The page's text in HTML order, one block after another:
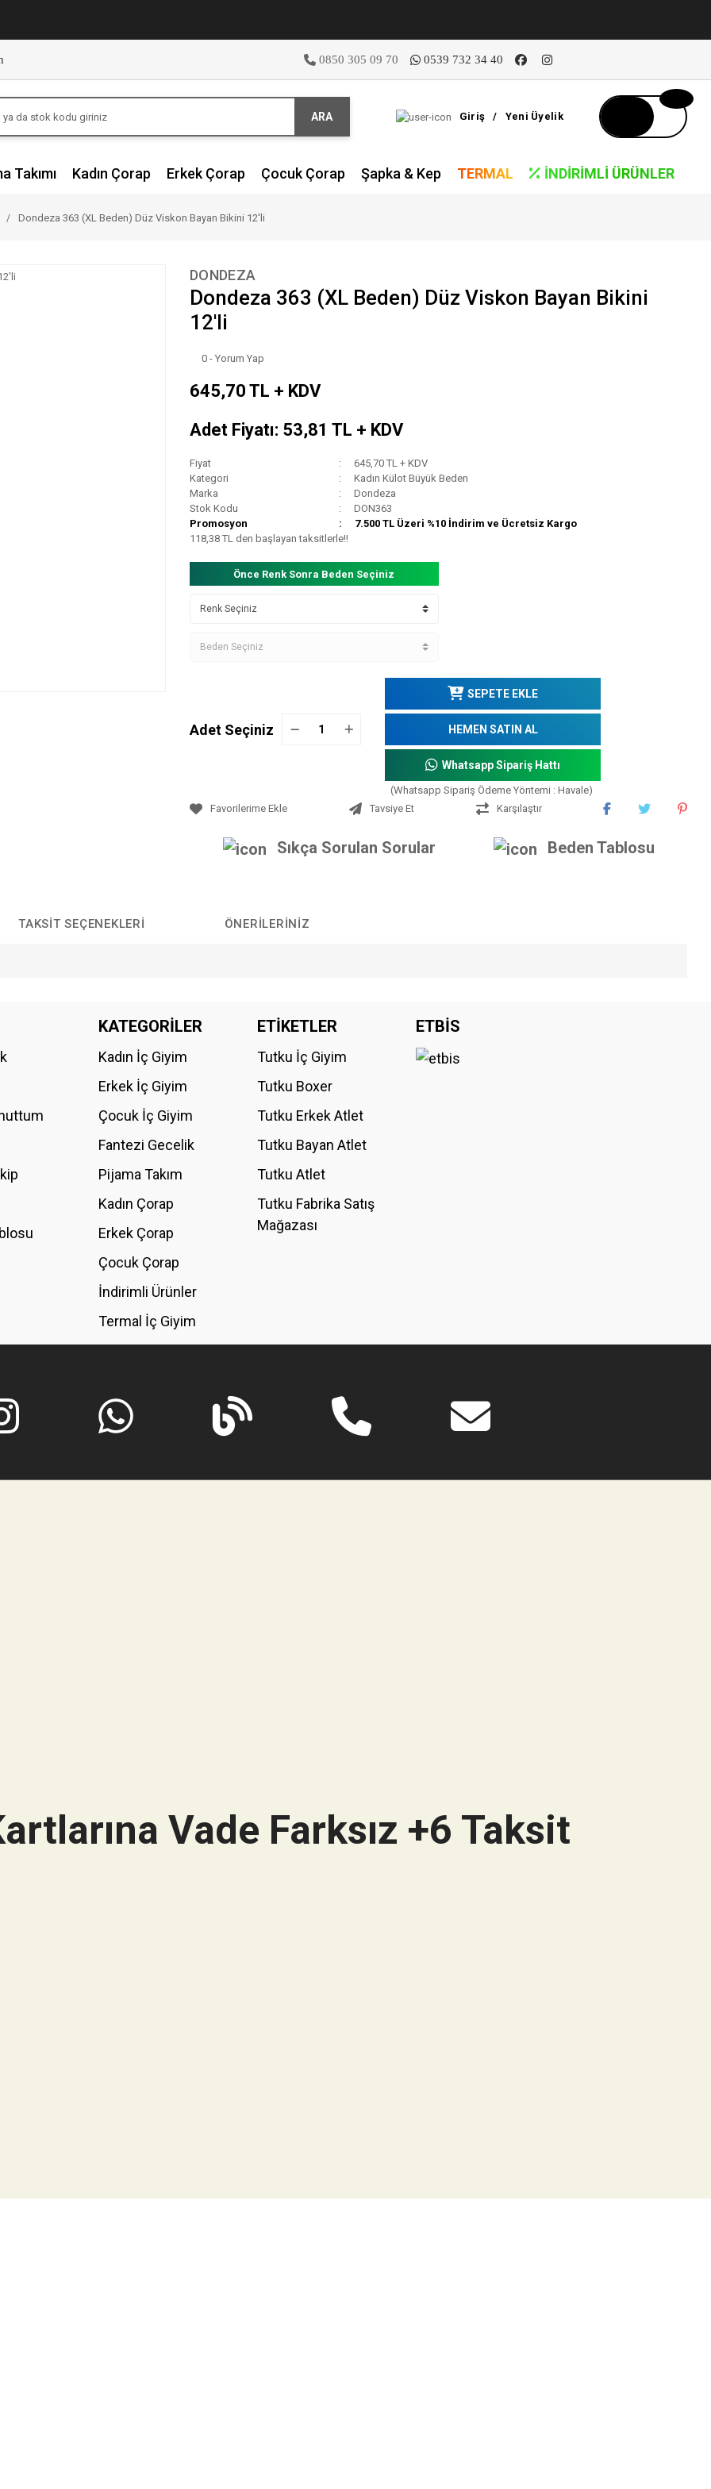
0850 305 09 70 0539 732 34 40
ARA Giriş / Yeni Üyelik
Takımı Kadın Çorap Erkek Çorap Çocuk Çorap Şapka & Kep TERMAL İNDIRIMLI ÜRÜNLER
Dondeza 363 (XL Beden) Düz Viskon Bayan Bikini 12'li
DONDEZA
Dondeza 363 (XL Beden) Düz Viskon Bayan Bikini
12'li
0 - Yorum Yap
645,70 TL + KDV
Adet Fiyatı: 53,81 TL + KDV
Fiyat
645,70 TL + KDV
Kategori
Kadın Külot Büyük Beden
Marka
Dondeza
Stok Kodu
DON363
Promosyon
7.500 TL Üzeri %10 İndirim ve Ücretsiz Kargo
118,38 TL den başlayan taksitlerle!!
Önce Renk Sonra Beden Seçiniz
Adet Seçiniz
SEPETE EKLE
HEMEN SATIN AL
Whatsapp Sipariş Hattı
(Whatsapp Sipariş Ödeme Yöntemi : Havale)
Tavsiye Et
Karşılaştır
Sıkça Sorulan Sorular Beden Tablosu
TAKSIT SEÇENEKLERI ÖNERILERINIZ
Bu ürüne ilk yorumu siz yapın!
KATEGORİLER
Kadın İç Giyim
Erkek İç Giyim
Çocuk İç Giyim
Fantezi Gecelik
Pijama Takım
Kadın Çorap
Erkek Çorap
Çocuk Çorap
İndirimli Ürünler
Termal İç Giyim
ETİKETLER
Tutku İç Giyim
Tutku Boxer
Tutku Erkek Atlet
Tutku Bayan Atlet
Tutku Atlet
Tutku Fabrika Satış
Mağazası
ETBİS
Vade Farksız +6 Taksit